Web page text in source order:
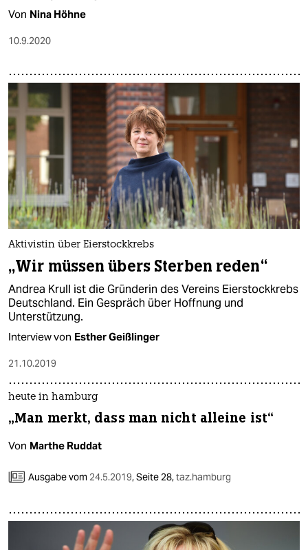
Von Nina Höhne
10.9.2020
Aktivistin über Eierstockkrebs
„Wir müssen übers Sterben reden“
Andrea Krull ist die Gründerin des Vereins Eierstockkrebs
Deutschland. Ein Gespräch über Hoffnung und
Unterstützung.
Interview von Esther Geißlinger
21.10.2019
heute in hamburg
„Man merkt, dass man nicht alleine ist“
Von Marthe Ruddat
Ausgabe vom 24.5.2019,Seite 28,taz.hamburg